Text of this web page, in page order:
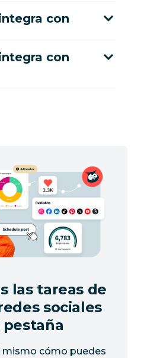
con
con
las tareas de
sociales
cómo puedes